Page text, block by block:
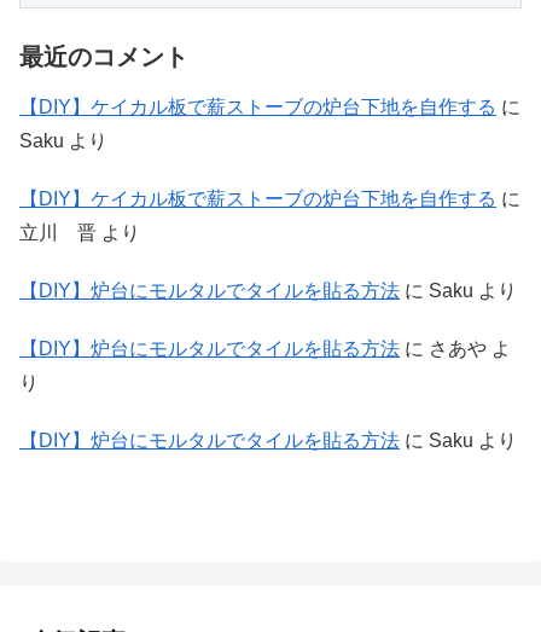
最近のコメント
【DIY】ケイカル板で薪ストーブの炉台下地を自作する に
Saku より
【DIY】ケイカル板で薪ストーブの炉台下地を自作する に
立川 晋 より
【DIY】炉台にモルタルでタイルを貼る方法 に Saku より
【DIY】炉台にモルタルでタイルを貼る方法 に さあや よ
り
【DIY】炉台にモルタルでタイルを貼る方法 に Saku より